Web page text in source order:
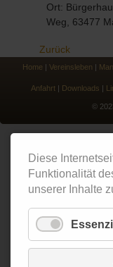
Ort:
Weg, 63477
Zurück
Home Vereinsleben
Anfahrt
Downloads
©
Diese
Funktionalität
unserer Inhalte